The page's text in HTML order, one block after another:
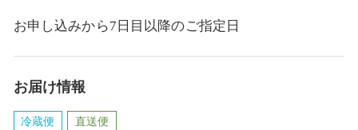
お申し込みから7日目以降のご指定日
お届け情報
冷蔵便 直送便